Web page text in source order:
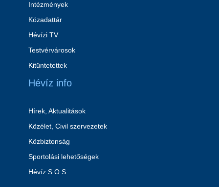
Intézmények
Közadattár
Hévízi TV
Testvérvárosok
Kitüntetettek
Hévíz info
Hírek, Aktualitások
Közélet, Civil szervezetek
Közbiztonság
Sportolási lehetőségek
Hévíz S.O.S.